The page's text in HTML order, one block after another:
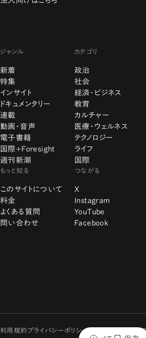
ジャンル
新着
特集
インサイト
ドキュメンタリー
連載
動画・音声
電子書籍
国際+Foresight
週刊新潮
カテゴリ
政治
社会
経済・ビジネス
教育
カルチャー
医療・ウェルネス
テクノロジー
ライフ
国際
もっと知る
このサイトについて
料金
よくある質問
問い合わせ
つながる
X
Instagram
YouTube
Facebook
利用規約 プライバシーポリシー 特定商取引に関す